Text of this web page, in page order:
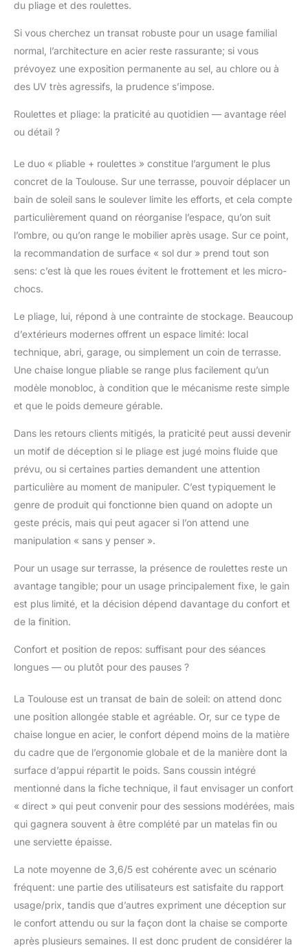
du pliage et des roulettes.
Si vous cherchez un transat robuste pour un usage familial
normal, l’architecture en acier reste rassurante; si vous
prévoyez une exposition permanente au sel, au chlore ou à
des UV très agressifs, la prudence s’impose.
Roulettes et pliage: la praticité au quotidien — avantage réel
ou détail ?
Le duo « pliable + roulettes » constitue l’argument le plus
concret de la Toulouse. Sur une terrasse, pouvoir déplacer un
bain de soleil sans le soulever limite les efforts, et cela compte
particulièrement quand on réorganise l’espace, qu’on suit
l’ombre, ou qu’on range le mobilier après usage. Sur ce point,
la recommandation de surface « sol dur » prend tout son
sens: c’est là que les roues évitent le frottement et les micro-
chocs.
Le pliage, lui, répond à une contrainte de stockage. Beaucoup
d’extérieurs modernes offrent un espace limité: local
technique, abri, garage, ou simplement un coin de terrasse.
Une chaise longue pliable se range plus facilement qu’un
modèle monobloc, à condition que le mécanisme reste simple
et que le poids demeure gérable.
Dans les retours clients mitigés, la praticité peut aussi devenir
un motif de déception si le pliage est jugé moins fluide que
prévu, ou si certaines parties demandent une attention
particulière au moment de manipuler. C’est typiquement le
genre de produit qui fonctionne bien quand on adopte un
geste précis, mais qui peut agacer si l’on attend une
manipulation « sans y penser ».
Pour un usage sur terrasse, la présence de roulettes reste un
avantage tangible; pour un usage principalement fixe, le gain
est plus limité, et la décision dépend davantage du confort et
de la finition.
Confort et position de repos: suffisant pour des séances
longues — ou plutôt pour des pauses ?
La Toulouse est un transat de bain de soleil: on attend donc
une position allongée stable et agréable. Or, sur ce type de
chaise longue en acier, le confort dépend moins de la matière
du cadre que de l’ergonomie globale et de la manière dont la
surface d’appui répartit le poids. Sans coussin intégré
mentionné dans la fiche technique, il faut envisager un confort
« direct » qui peut convenir pour des sessions modérées, mais
qui gagnera souvent à être complété par un matelas fin ou
une serviette épaisse.
La note moyenne de 3,6/5 est cohérente avec un scénario
fréquent: une partie des utilisateurs est satisfaite du rapport
usage/prix, tandis que d’autres expriment une déception sur
le confort attendu ou sur la façon dont la chaise se comporte
après plusieurs semaines. Il est donc prudent de considérer la